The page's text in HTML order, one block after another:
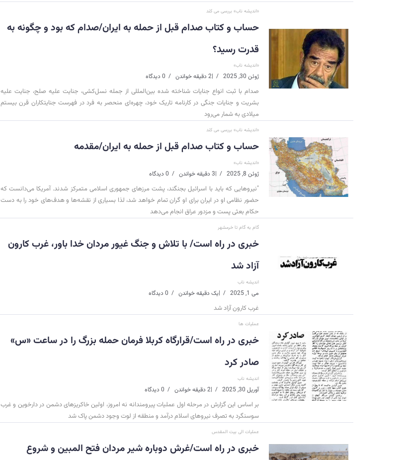
«اندیشه ناب» بررسی می کند
حساب و کتاب صدام قبل از حمله به ایران/صدام که بود و چگونه به
قدرت رسید؟
«اندیشه ناب»
ژوئن 30, 2025 |2 دقیقه خواندن 0 دیدگاه
صدام با ثبت انواع جنایات شناخته شده بین‌المللی از جمله نسل‌کشی، جنایت علیه صلح، جنایت علیه
بشریت و جنایات جنگی در کارنامه تاریک خود، چهره‌ای منحصر به فرد در فهرست جنایتکاران قرن بیستم
میلادی به شمار می‌رود
«اندیشه ناب» بررسی می کند
حساب و کتاب صدام قبل از حمله به ایران/مقدمه
«اندیشه ناب»
ژوئن 8, 2025 |3 دقیقه خواندن 0 دیدگاه
"نیروهایی که باید با اسرائیل بجنگند، پشت مرزهای جمهوری اسلامی متمرکز شدند. آمریکا می‌دانست که
حضور نظامی او در ایران برای او گران تمام خواهد شد، لذا بسیاری از نقشه‌ها و هدف‌های خود را به دست
حکام بعثی پست و مزدور عراق انجام می‌دهد
گام به گام تا خرمشهر
خبری در راه است/ با تلاش و جنگ غیور مردان خدا باور، غرب کارون
آزاد شد
اندیشه ناب
می 1, 2025 |یک دقیقه خواندن 0 دیدگاه
غرب کارون آزاد شد
عملیات ها
خبری در راه است/قرارگاه کربلا فرمان حمله بزرگ را در ساعت «س»
صادر کرد
اندیشه ناب
آوریل 30, 2025 |2 دقیقه خواندن 0 دیدگاه
بر اساس این گزارش در مرحله اول عملیات پیرومندانه نه امروز، اولین خاکریزهای دشمن در دارخوین و غرب
سوسنگرد به تصرف نیروهای اسلام درآمد و منطقه از لوت وجود دشمن پاک شد
عملیات الی بیت المقدس
خبری در راه است/غرش دوباره شیر مردان فتح المبین و شروع